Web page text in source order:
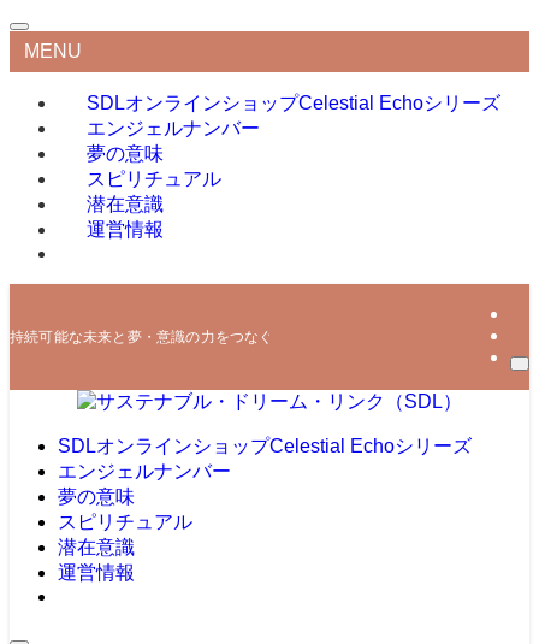
MENU
SDLオンラインショップCelestial Echoシリーズ
エンジェルナンバー
夢の意味
スピリチュアル
潜在意識
運営情報
持続可能な未来と夢・意識の力をつなぐ
SDLオンラインショップCelestial Echoシリーズ
エンジェルナンバー
夢の意味
スピリチュアル
潜在意識
運営情報